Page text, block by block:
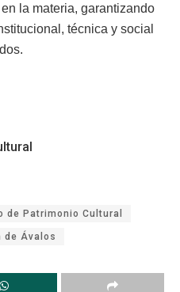
la materia, garantizando
técnica y social
de Patrimonio Cultural
de Ávalos